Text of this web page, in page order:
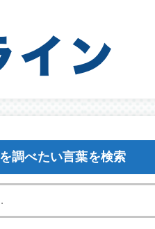
調べたい言葉を検索
索: